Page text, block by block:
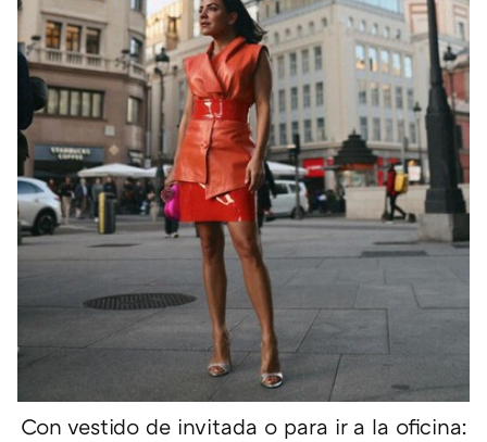
Con vestido de invitada o para ir a la oficina: